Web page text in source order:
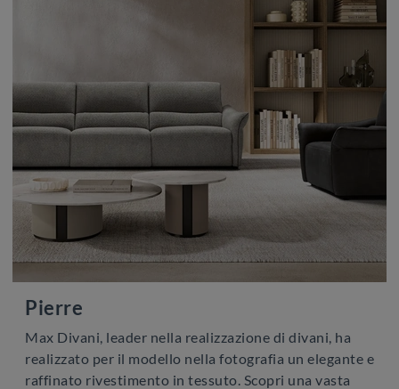
Pierre
Max Divani, leader nella realizzazione di divani, ha
realizzato per il modello nella fotografia un elegante e
raffinato rivestimento in tessuto. Scopri una vasta